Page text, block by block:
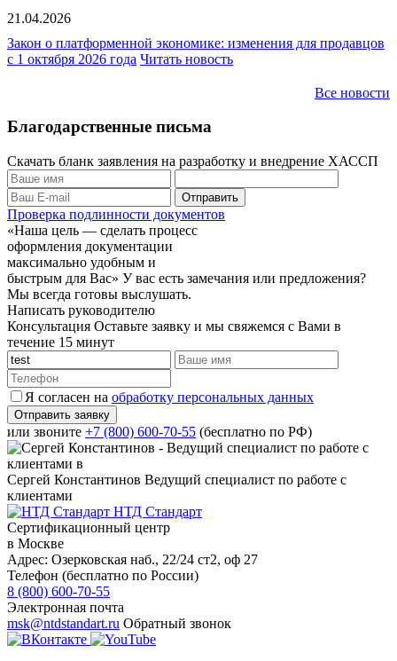
21.04.2026
Закон о платформенной экономике: изменения для продавцов
с 1 октября 2026 года Читать новость
Все новости
Благодарственные письма
Скачать бланк заявления на разработку и внедрение ХАССП
Проверка подлинности документов
«Наша цель — сделать процесс
оформления документации
максимально удобным и
быстрым для Вас» У вас есть замечания или предложения?
Мы всегда готовы выслушать.
Написать руководителю
Консультация Оставьте заявку и мы свяжемся с Вами в
течение 15 минут
Я согласен на обработку персональных данных
или звоните +7 (800) 600-70-55 (бесплатно по РФ)
Сергей Константинов Ведущий специалист по работе с
клиентами
НТД Стандарт
Сертификационный центр
в Москве
Адрес: Озерковская наб., 22/24 ст2, оф 27
Телефон (бесплатно по России)
8 (800) 600-70-55
Электронная почта
msk@ntdstandart.ru Обратный звонок